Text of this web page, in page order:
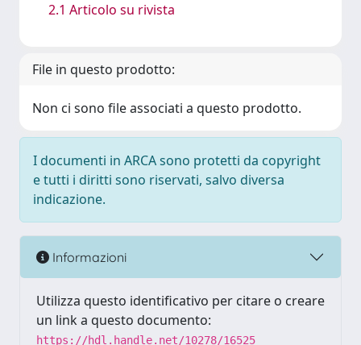
2.1 Articolo su rivista
File in questo prodotto:
Non ci sono file associati a questo prodotto.
I documenti in ARCA sono protetti da copyright
e tutti i diritti sono riservati, salvo diversa
indicazione.
Informazioni
Utilizza questo identificativo per citare o creare
un link a questo documento:
https://hdl.handle.net/10278/16525